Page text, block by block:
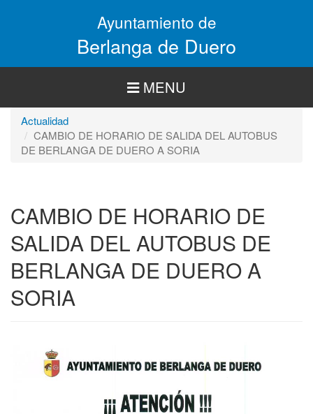
Ayuntamiento de
Berlanga de Duero
MENU
Actualidad
CAMBIO DE HORARIO DE SALIDA DEL AUTOBUS
DE BERLANGA DE DUERO A SORIA
CAMBIO DE HORARIO DE
SALIDA DEL AUTOBUS DE
BERLANGA DE DUERO A
SORIA